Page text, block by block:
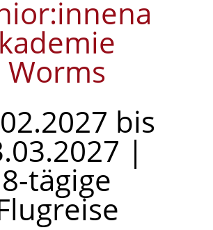
kademie
Worms
bis
|
8-tägige